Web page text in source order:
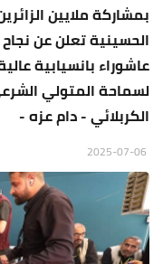
بمشاركة ملايين
الحسينية تعلن عن
عاشوراء بانسيابية
لسماحة المتولي
الكربلائي - دام عزه -